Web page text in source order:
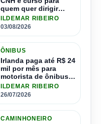
quem quer dirigir
ônibus
ILDEMAR RIBEIRO
03/08/2026
ÔNIBUS
Irlanda paga até R$ 24
mil por mês para
motorista de ônibus e
pode contratar até
1.500 motoristas
ILDEMAR RIBEIRO
26/07/2026
CAMINHONEIRO